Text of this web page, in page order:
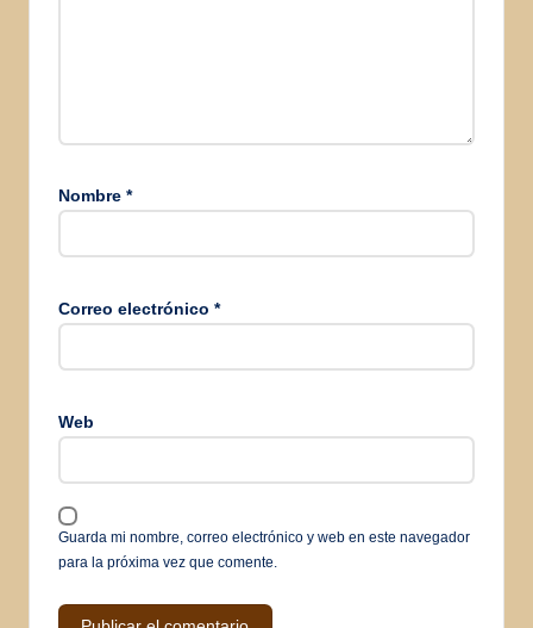
Nombre *
Correo electrónico *
Web
Guarda mi nombre, correo electrónico y web en este navegador
para la próxima vez que comente.